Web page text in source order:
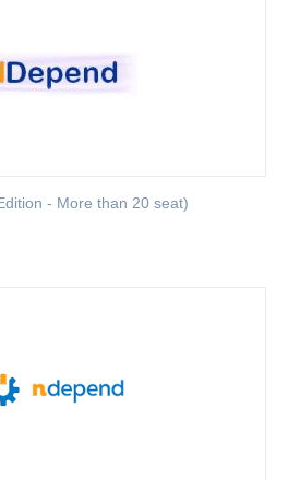
- More than 20 seat)